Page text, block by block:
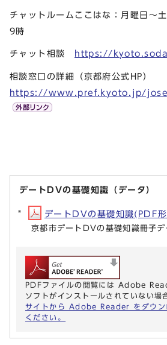
チャットルームここはな：月曜日～
9時
チャット相談 https://
相談窓口の詳細（京都府公式HP）
https://www.pref.kyoto.jp/
デートDVの基礎知識（データ）
デートDVの基礎知識(PDF
京都市デートDVの基礎知識冊子デ
PDFファイルの閲覧には Adobe
ソフトがインストールされていない場
サイトから Adobe Reader をダウン
ください。